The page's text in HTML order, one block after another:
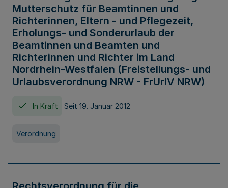
Mutterschutz für Beamtinnen und
Richterinnen, Eltern - und Pflegezeit,
Erholungs- und Sonderurlaub der
Beamtinnen und Beamten und
Richterinnen und Richter im Land
Nordrhein-Westfalen (Freistellungs- und
Urlaubsverordnung NRW - FrUrlV NRW)
In Kraft Seit 19. Januar 2012
Verordnung